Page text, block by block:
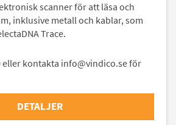
scanner för att läsa och
inklusive metall och kablar, som
Trace.
eller kontakta info@vindico.se för
DETALJER